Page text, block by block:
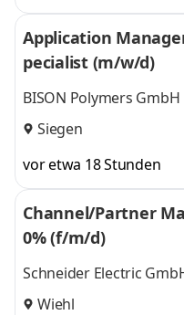
Application
pecialist (m/w/d)
BISON Polymers GmbH
Siegen
vor etwa 18 Stunden
Channel/Partner
0% (f/m/d)
Schneider Electric
Wiehl